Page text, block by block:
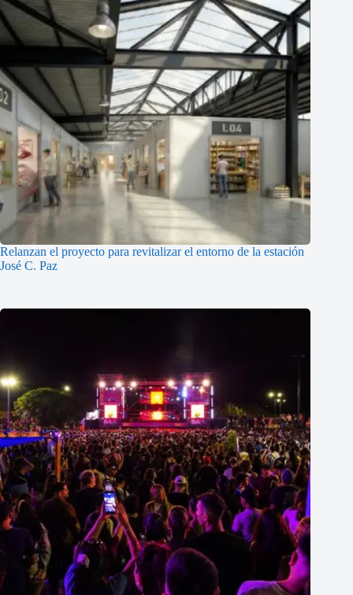
Relanzan el proyecto para revitalizar el entorno de la estación
José C. Paz